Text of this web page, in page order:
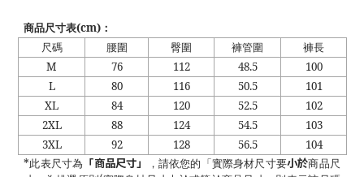
商品尺寸表(cm) ：
尺碼
腰圍 臀圍 褲管圍
褲長
M
76 112 48.5
100
L
80 116 50.5
101
XL
84 120 52.5
102
2XL
88 124 54.5
103
3XL
92 128 56.5
104
*此表尺寸為 「商品尺寸」 ，請依您的「實際身材尺寸要小於商品尺